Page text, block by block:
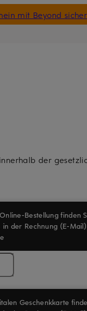
mit Beyond
der